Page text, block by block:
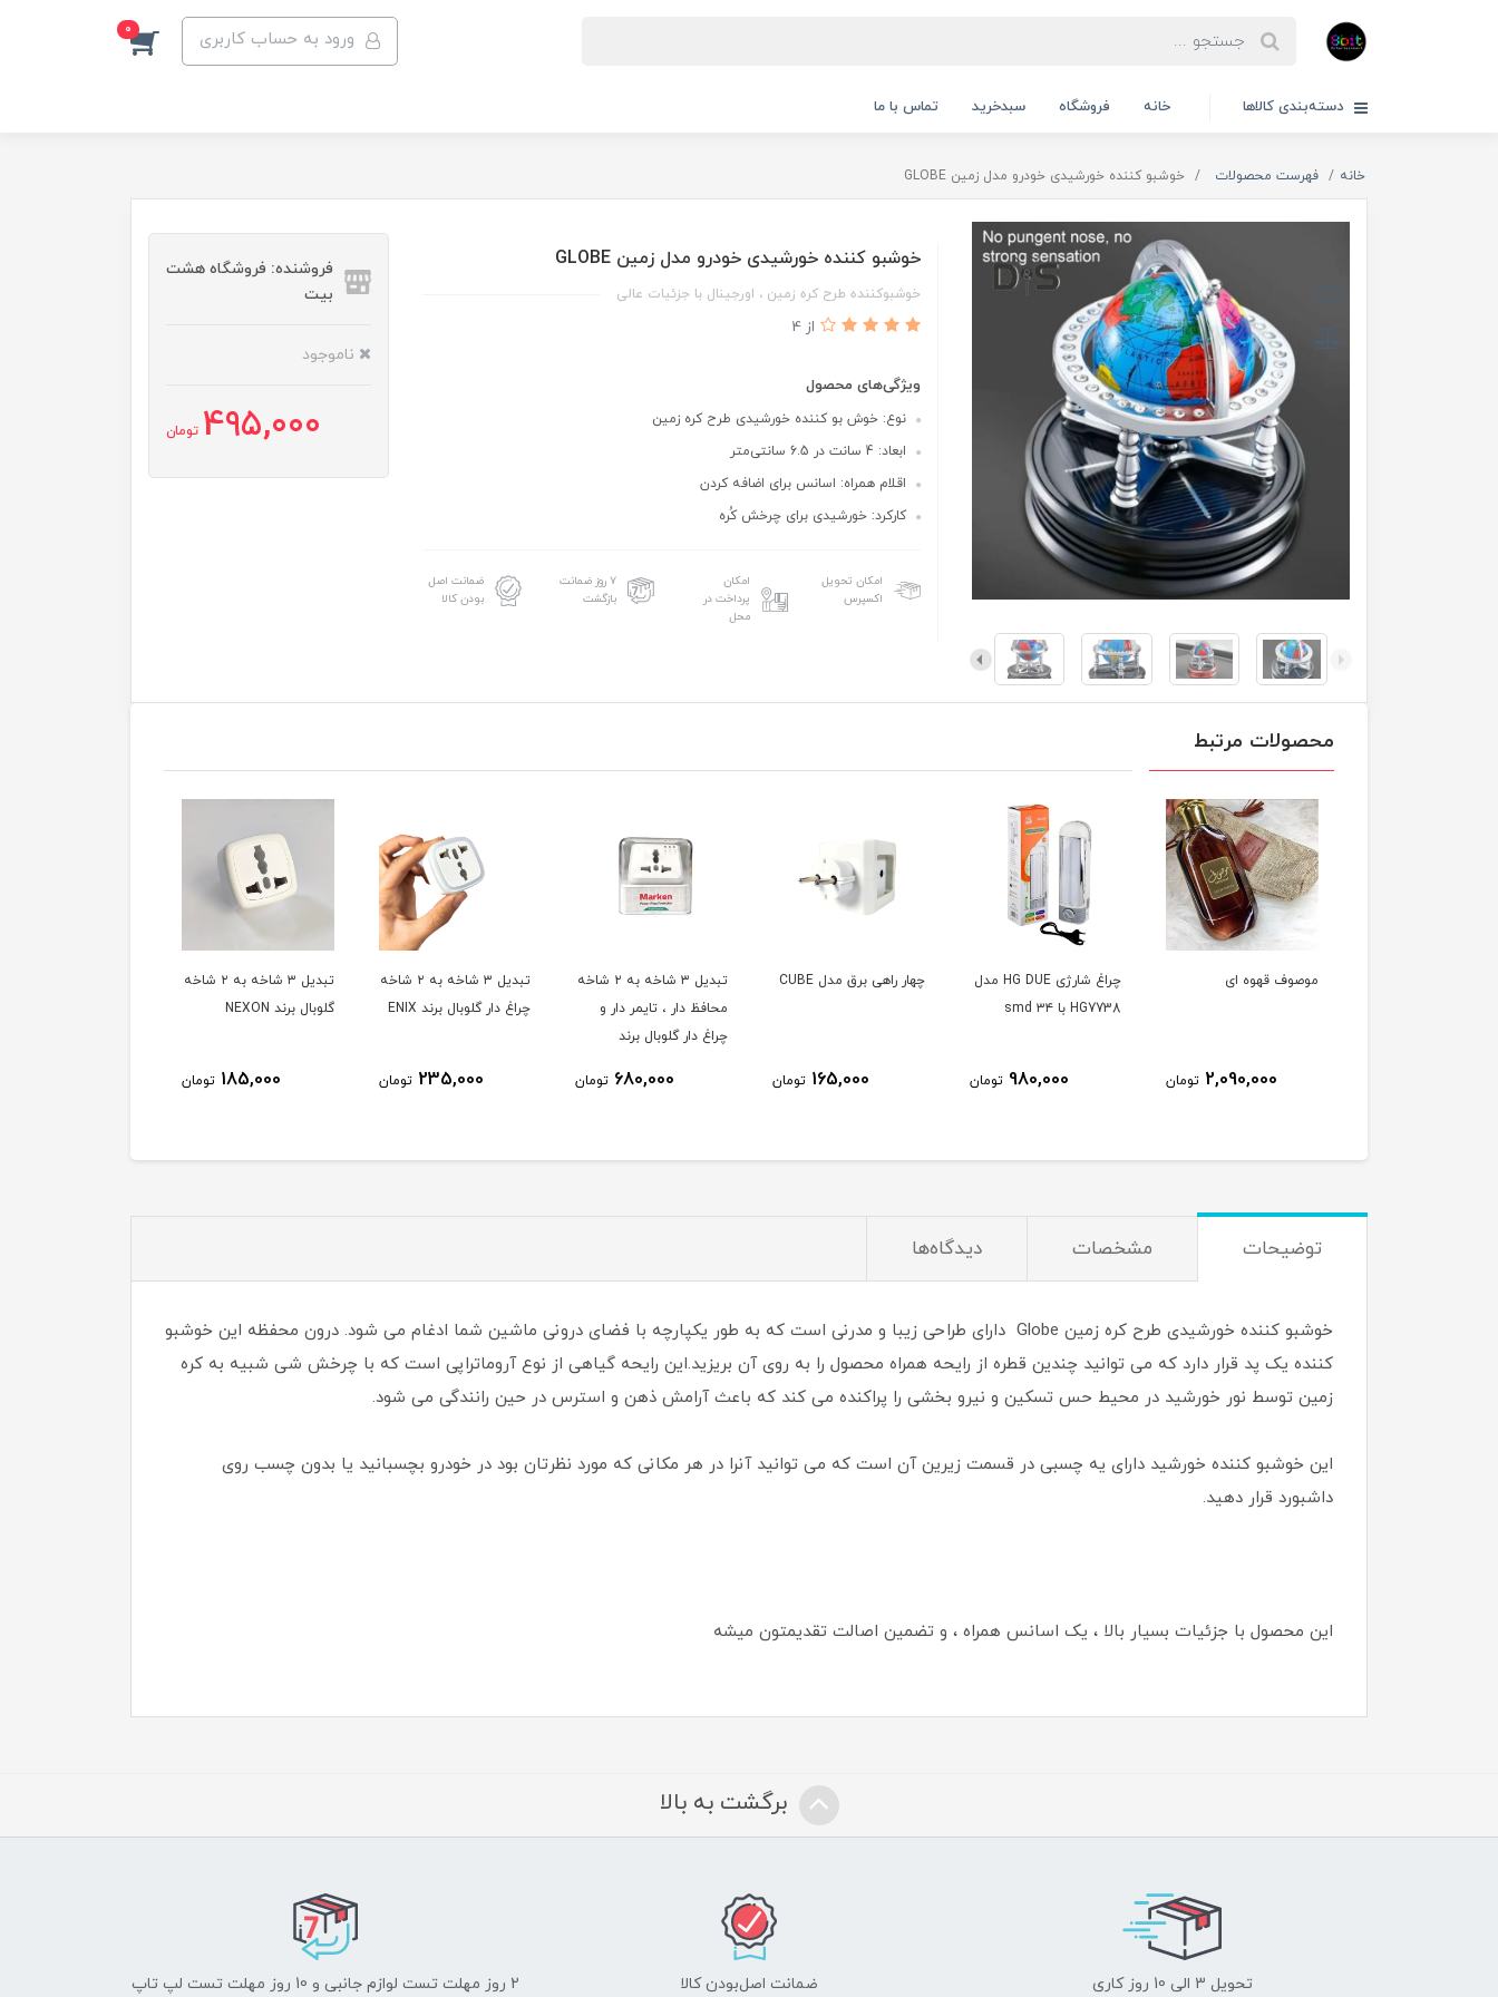
ورود به حساب کاربری 0
دسته‌بندی کالاها خانه فروشگاه سبدخرید تماس با ما
خانه فهرست محصولات خوشبو کننده خورشیدی خودرو مدل زمین GLOBE
خوشبو کننده خورشیدی خودرو مدل زمین GLOBE
خوشبوکننده طرح کره زمین ، اورجینال با جزئیات عالی
از 4
ویژگی‌های محصول
نوع: خوش بو کننده خورشیدی طرح کره زمین
ابعاد: 4 سانت در 6.5 سانتی‌متر
اقلام همراه: اسانس برای اضافه کردن
کارکرد: خورشیدی برای چرخش کُره
امکان تحویل
اکسپرس
امکان
پرداخت در
محل
۷ روز ضمانت
بازگشت
ضمانت اصل
بودن کالا
فروشنده: فروشگاه هشت
بیت
ناموجود
495,000 تومان
محصولات مرتبط
موصوف قهوه ای
2,090,000 تومان
چراغ شارژی HG DUE مدل
HG7738 با ۳۴ smd
980,000 تومان
چهار راهی برق مدل CUBE
165,000 تومان
تبدیل ۳ شاخه به ۲ شاخه
محافظ دار ، تایمر دار و
چراغ دار گلوبال برند
680,000 تومان
تبدیل ۳ شاخه به ۲ شاخه
چراغ دار گلوبال برند ENIX
235,000 تومان
تبدیل ۳ شاخه به ۲ شاخه
گلوبال برند NEXON
185,000 تومان
توضیحات مشخصات دیدگاه‌ها
خوشبو کننده خورشیدی طرح کره زمین Globe دارای طراحی زیبا و مدرنی است که به طور یکپارچه با فضای درونی ماشین شما ادغام می شود. درون محفظه این خوشبو
کننده یک پد قرار دارد که می توانید چندین قطره از رایحه همراه محصول را به روی آن بریزید.این رایحه گیاهی از نوع آروماتراپی است که با چرخش شی شبیه به کره
زمین توسط نور خورشید در محیط حس تسکین و نیرو بخشی را پراکنده می کند که باعث آرامش ذهن و استرس در حین رانندگی می شود.
این خوشبو کننده خورشید دارای یه چسبی در قسمت زیرین آن است که می توانید آنرا در هر مکانی که مورد نظرتان بود در خودرو بچسبانید یا بدون چسب روی
داشبورد قرار دهید.
این محصول با جزئیات بسیار بالا ، یک اسانس همراه ، و تضمین اصالت تقدیمتون میشه
برگشت به بالا
تحویل 3 الی 10 روز کاری ضمانت اصل‌بودن کالا 2 روز مهلت تست لوازم جانبی و 10 روز مهلت تست لپ تاپ